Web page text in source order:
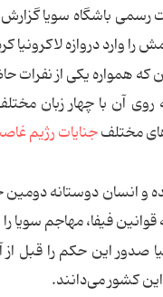
رسمی باشگاه سویا
را وارد دروازه لاکرونیا
روی آن با چهار زبان
مختلفجنایات رژیم
و انسان دوستانه
فیفا، مهاجم سویا را به مبلغ 3000
صدور این حكم را قبل
كشور می‌دانند.